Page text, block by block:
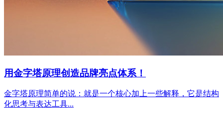
用金字塔原理创造品牌亮点体系！
金字塔原理简单的说：就是一个核心加上一些解释，它是结构
化思考与表达工具...